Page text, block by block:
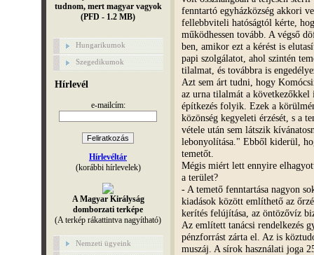
tudnom, mert magyar vagyok
(PFD - 1.2 MB)
Hungarikumok
Szegedikumok
Hírlevél
e-mailcím:
Hírlevéltár
(korábbi hírlevelek)
A Magyar Királyság
domborzati terképe
(A terkép rákattintva nagyítható)
Nemzeti ügyeink
fenntartó egyházközség akkori
fellebbviteli hatóságtól kérte,
működhessen tovább. A végső
ben, amikor ezt a kérést is
papi szolgálatot, ahol szintén
tilalmat, és továbbra is
Azt sem árt tudni, hogy
az urna tilalmát a következőkkel
építkezés folyik. Ezek a
közönség kegyeleti érzését, s a
vétele után sem látszik
lebonyolítása." Ebből kiderül,
temetőt.
Mégis miért lett ennyire
a terület?
- A temető fenntartása nagyon
kiadások között említhető az
kerítés felújítása, az öntözővíz
Az említett tanácsi rendelkezés
pénzforrást zárta el. Az is
muszáj. A sírok használati joga